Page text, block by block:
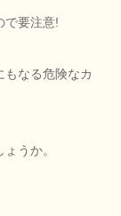
で要注意!
もなる危険なカ
うか。